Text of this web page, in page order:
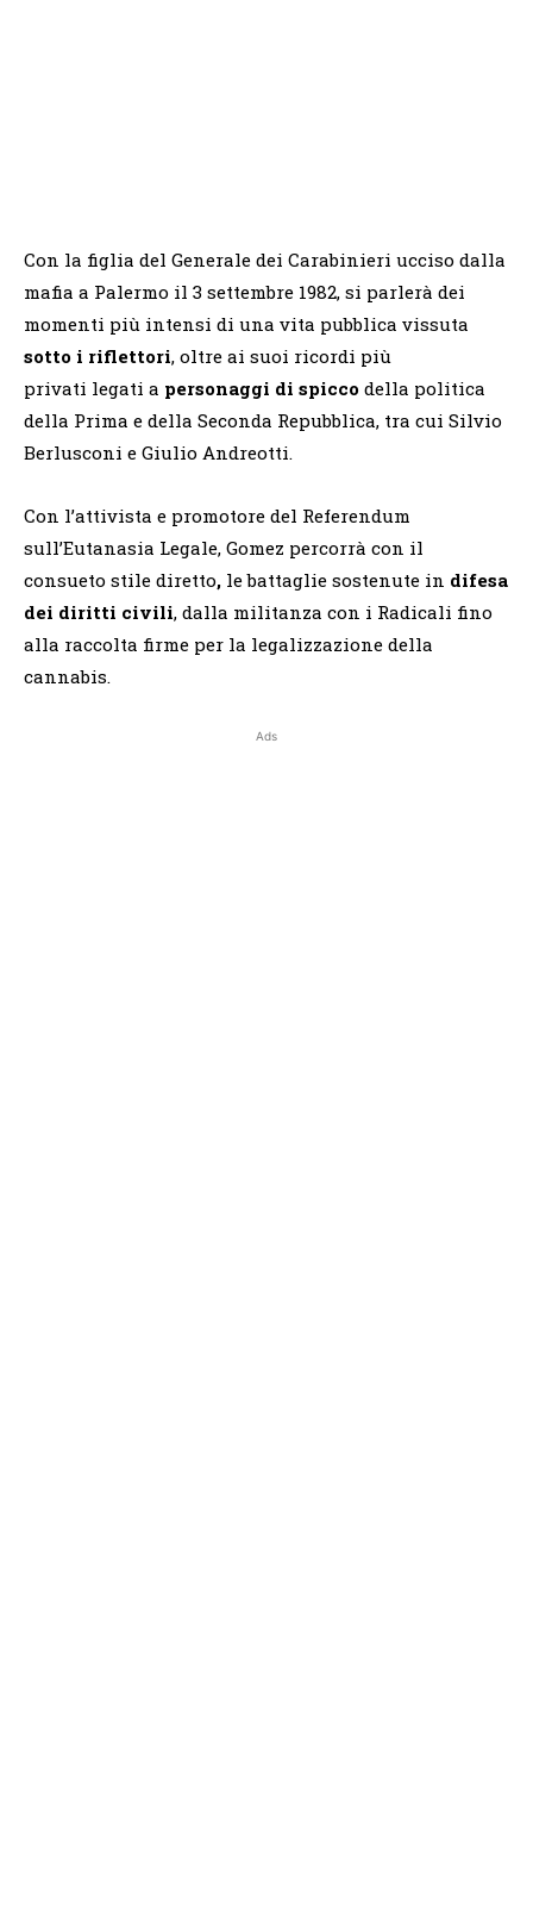
Con la figlia del Generale dei Carabinieri ucciso dalla
mafia a Palermo il 3 settembre 1982, si parlerà dei
momenti più intensi di una vita pubblica vissuta
sotto i riflettori, oltre ai suoi ricordi più
privati legati a personaggi di spicco della politica
della Prima e della Seconda Repubblica, tra cui Silvio
Berlusconi e Giulio Andreotti.
Con l’attivista e promotore del Referendum
sull’Eutanasia Legale, Gomez percorrà con il
consueto stile diretto, le battaglie sostenute in difesa
dei diritti civili, dalla militanza con i Radicali fino
alla raccolta firme per la legalizzazione della
cannabis.
Ads